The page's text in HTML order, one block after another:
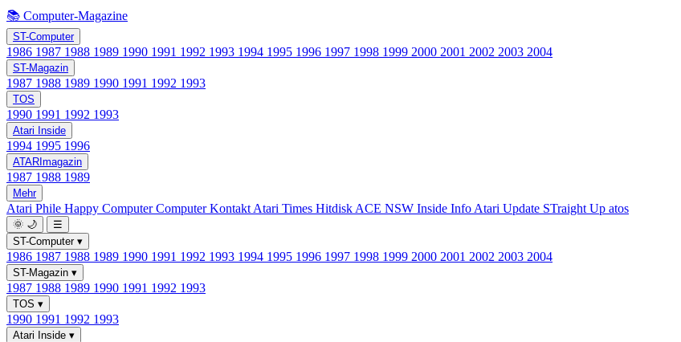
📚 Computer-Magazine
ST-Computer
1986 1987 1988 1989 1990 1991 1992 1993 1994 1995 1996 1997 1998 1999 2000 2001 2002 2003 2004
ST-Magazin
1987 1988 1989 1990 1991 1992 1993
TOS
1990 1991 1992 1993
Atari Inside
1994 1995 1996
ATARImagazin
1987 1988 1989
Mehr
Atari Phile Happy ComputerComputer Kontakt Atari Times Hitdisk ACE NSW Inside Info Atari Update STraight Up atos
🌞 🌙
☰
ST-Computer ▾
1986 1987 1988 1989 1990 1991 1992 1993 1994 1995 1996 1997 1998 1999 2000 2001 2002 2003 2004
ST-Magazin ▾
1987 1988 1989 1990 1991 1992 1993
TOS ▾
1990 1991 1992 1993
Atari Inside ▾